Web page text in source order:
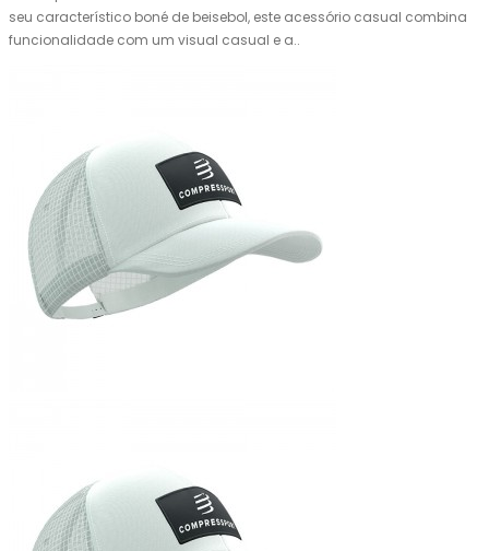
seu característico boné de beisebol, este acessório casual combina
funcionalidade com um visual casual e a..